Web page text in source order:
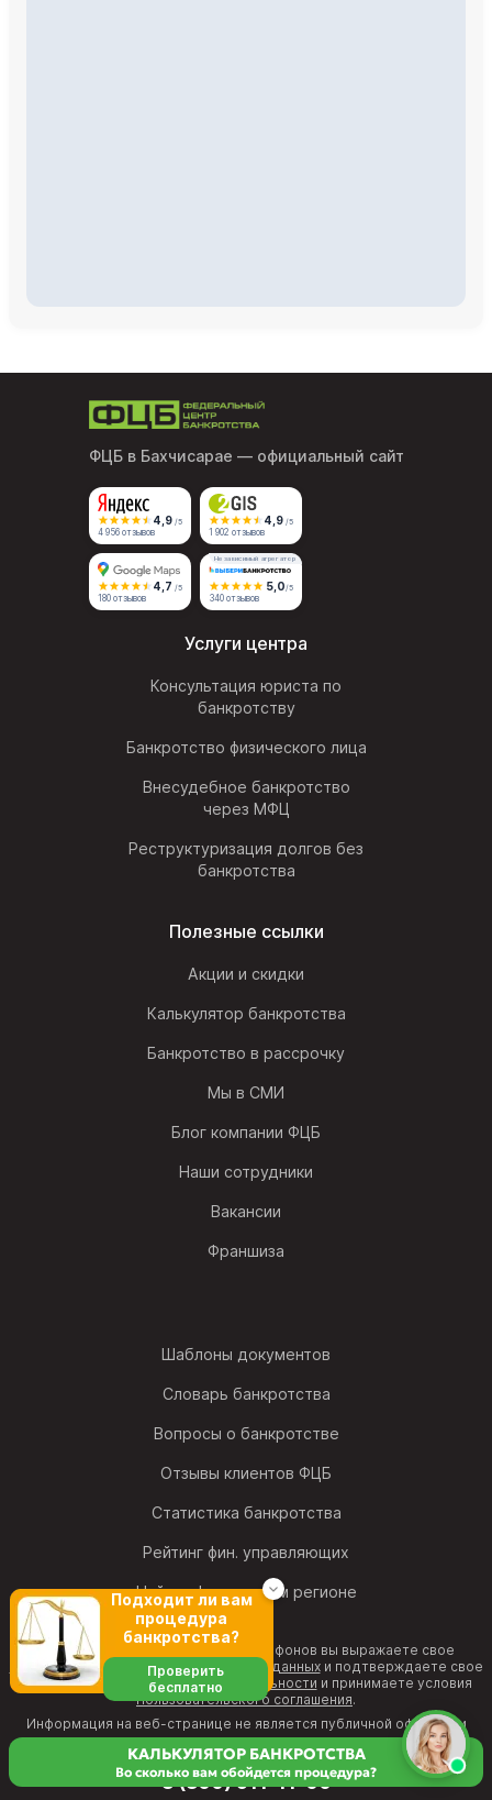
ФЦБ в Бахчисарае — официальный сайт
4,9 /5
4 956 отзывов
4,9 /5
1 902 отзывов
4,7 /5
180 отзывов
Независимый агрегатор
5,0/5
340 отзывов
Услуги центра
Консультация юриста по
банкротству
Банкротство физического лица
Внесудебное банкротство
через МФЦ
Реструктуризация долгов без
банкротства
Полезные ссылки
Акции и скидки
Калькулятор банкротства
Банкротство в рассрочку
Мы в СМИ
Блог компании ФЦБ
Наши сотрудники
Вакансии
Франшиза
Шаблоны документов
Словарь банкротства
Вопросы о банкротстве
Отзывы клиентов ФЦБ
Статистика банкротства
Рейтинг фин. управляющих
Найти офис в своем регионе
Позвонив на один из номеров телефонов вы выражаете свое
согласие на обработку персональных данныхи подтверждаете свое
согласие сполитикой конфиденциальности и принимаете условия
Пользовательского соглашения.
Информация на веб-странице не является публичной офертой и
рекламным предложением.
8 (800) 511-11-00
КАЛЬКУЛЯТОР БАНКРОТСТВА
Во сколько вам обойдется процедура?
Подходит ли вам
процедура
банкротства?
Проверить
бесплатно